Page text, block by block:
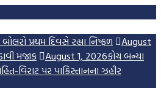
પ્રથમ દિવસે રહ્યા નિષ્ફળ
August
મજાક August 1, 2026કોચ બન્યા
વિરાટ પર પાકિસ્તાનના ઝહીર